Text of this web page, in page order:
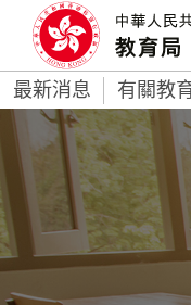
最新消息 有關教